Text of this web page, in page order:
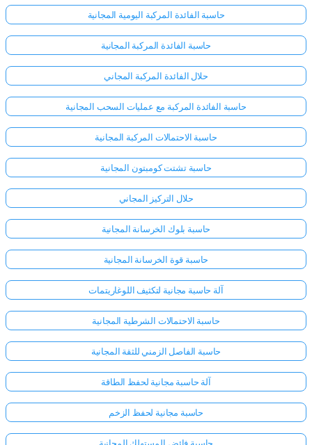
حاسبة الفائدة المركبة اليومية المجانية
حاسبة الفائدة المركبة المجانية
حلال الفائدة المركبة المجاني
حاسبة الفائدة المركبة مع عمليات السحب المجانية
حاسبة الاحتمالات المركبة المجانية
حاسبة تشتت كومبتون المجانية
حلال التركيز المجاني
حاسبة بلوك الخرسانة المجانية
حاسبة قوة الخرسانة المجانية
آلة حاسبة مجانية لتكثيف اللوغاريتمات
حاسبة الاحتمالات الشرطية المجانية
حاسبة الفاصل الزمني للثقة المجانية
آلة حاسبة مجانية لحفظ الطاقة
حاسبة مجانية لحفظ الزخم